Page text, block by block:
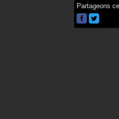
Partageons